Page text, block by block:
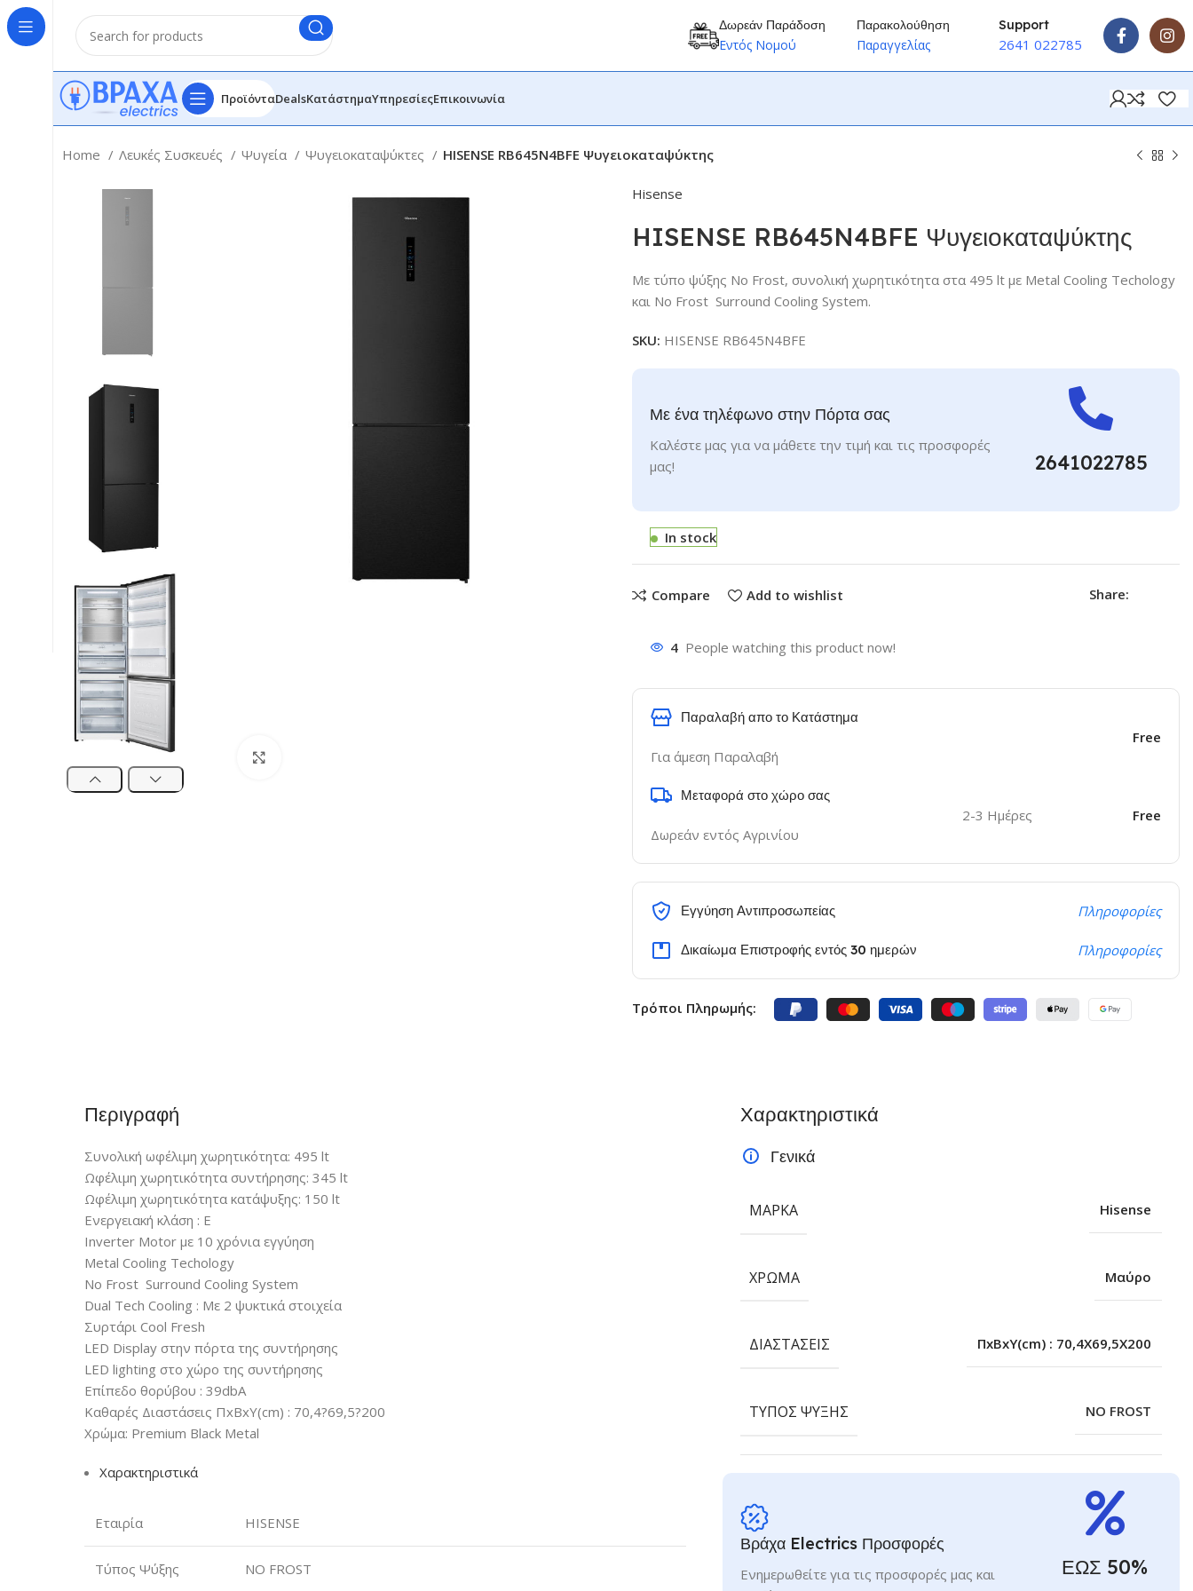
Δωρεάν Παράδοση
Εντός Νομού
Παρακολούθηση
Παραγγελίας
Support
2641 022785
ΠροϊόνταDealsΚατάστημαΥπηρεσίεςΕπικοινωνία
Home Λευκές Συσκευές Ψυγεία Ψυγειοκαταψύκτες HISENSE RB645N4BFE Ψυγειοκαταψύκτης
Hisense
HISENSE RB645N4BFE Ψυγειοκαταψύκτης
Με τύπο ψύξης No Frost, συνολική χωρητικότητα στα 495 lt με Metal Cooling Techology
και No Frost  Surround Cooling System.
SKU: HISENSE RB645N4BFE
Με ένα τηλέφωνο στην Πόρτα σας
Καλέστε μας για να μάθετε την τιμή και τις προσφορές
μας!
2641022785
In stock
Compare Add to wishlist Share:
4 People watching this product now!
Παραλαβή απο το Κατάστημα
Για άμεση Παραλαβή
Free
Μεταφορά στο χώρο σας
Δωρεάν εντός Αγρινίου
2-3 Ημέρες Free
Εγγύηση Αντιπροσωπείας Πληροφορίες
Δικαίωμα Επιστροφής εντός 30 ημερών Πληροφορίες
Τρόποι Πληρωμής:
Περιγραφή
Συνολική ωφέλιμη χωρητικότητα: 495 lt
Ωφέλιμη χωρητικότητα συντήρησης: 345 lt
Ωφέλιμη χωρητικότητα κατάψυξης: 150 lt
Ενεργειακή κλάση : E
Inverter Motor με 10 χρόνια εγγύηση
Metal Cooling Techology
No Frost  Surround Cooling System
Dual Tech Cooling : Με 2 ψυκτικά στοιχεία
Συρτάρι Cool Fresh
LED Display στην πόρτα της συντήρησης
LED lighting στο χώρο της συντήρησης
Επίπεδο θορύβου : 39dbA
Καθαρές Διαστάσεις ΠxΒxΥ(cm) : 70,4?69,5?200
Χρώμα: Premium Black Metal
Χαρακτηριστικά
Εταιρία HISENSE
Τύπος Ψύξης NO FROST
Χαρακτηριστικά
Γενικά
ΜΆΡΚΑ Hisense
ΧΡΏΜΑ Μαύρο
ΔΙΑΣΤΆΣΕΙΣ ΠxΒxΥ(cm) : 70,4X69,5X200
ΤΎΠΟΣ ΨΎΞΗΣ NO FROST
Βράχα Electrics Προσφορές
Ενημερωθείτε για τις προσφορές μας και
ΕΩΣ 50%